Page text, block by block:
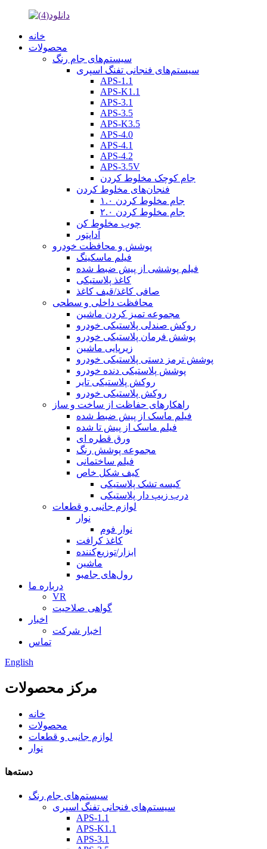
خانه
محصولات
سیستم‌های جام رنگ
سیستم‌های فنجانی تفنگ اسپری
APS-1.1
APS-K1.1
APS-3.1
APS-3.5
APS-K3.5
APS-4.0
APS-4.1
APS-4.2
APS-3.5V
جام کوچک مخلوط کردن
فنجان‌های مخلوط کردن
جام مخلوط کردن ۱.۰
جام مخلوط کردن ۲.۰
چوب مخلوط کن
آداپتور
پوشش و محافظت خودرو
فیلم ماسکینگ
فیلم پوششی از پیش ضبط شده
کاغذ پلاستیکی
صافی کاغذ/قیف کاغذ
محافظت داخلی و سطحی
مجموعه تمیز کردن ماشین
روکش صندلی پلاستیکی خودرو
پوشش فرمان پلاستیکی خودرو
زیرپایی ماشین
پوشش ترمز دستی پلاستیکی خودرو
پوشش پلاستیکی دنده خودرو
روکش پلاستیکی تایر
روکش پلاستیکی خودرو
راهکارهای حفاظت از ساخت و ساز
فیلم ماسک از پیش ضبط شده
فیلم ماسک از پیش تا شده
ورق قطره ای
مجموعه پوشش رنگ
فیلم ساختمانی
کیف شکل خاص
کیسه تشک پلاستیکی
درب زیپ دار پلاستیکی
لوازم جانبی و قطعات
نوار
نوار فوم
کاغذ کرافت
ابزار/توزیع‌کننده
ماشین
رول‌های جامبو
درباره ما
VR
گواهی صلاحیت
اخبار
اخبار شرکت
تماس
English
مرکز محصولات
خانه
محصولات
لوازم جانبی و قطعات
نوار
دسته‌ها
سیستم‌های جام رنگ
سیستم‌های فنجانی تفنگ اسپری
APS-1.1
APS-K1.1
APS-3.1